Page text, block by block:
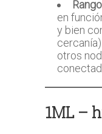
en
y bien
otros
1ML –